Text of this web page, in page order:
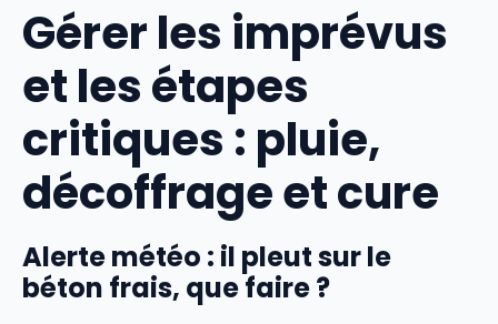
Gérer les imprévus
et les étapes
critiques : pluie,
décoffrage et cure
Alerte météo : il pleut sur le
béton frais, que faire ?